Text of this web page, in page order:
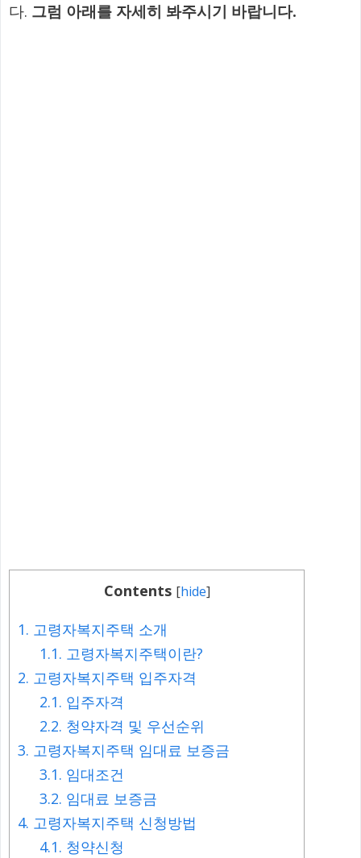
다. 그럼 아래를 자세히 봐주시기 바랍니다.
Contents [hide]
1. 고령자복지주택 소개
1.1. 고령자복지주택이란?
2. 고령자복지주택 입주자격
2.1. 입주자격
2.2. 청약자격 및 우선순위
3. 고령자복지주택 임대료 보증금
3.1. 임대조건
3.2. 임대료 보증금
4. 고령자복지주택 신청방법
4.1. 청약신청